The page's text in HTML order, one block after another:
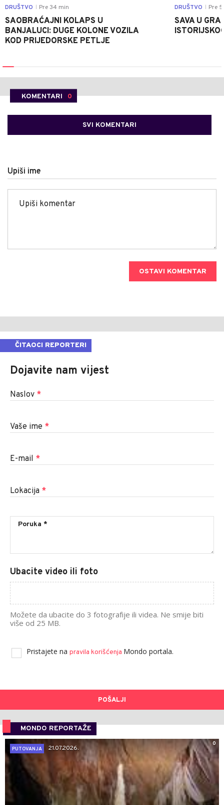
DRUŠTVO Pre 34 min
SAOBRAĆAJNI KOLAPS U
BANJALUCI: DUGE KOLONE VOZILA
KOD PRIJEDORSKE PETLJE
DRUŠTVO Pre
SAVA U
KOMENTARI 0
SVI KOMENTARI
Upiši ime
OSTAVI KOMENTAR
ČITAOCI REPORTERI
Dojavite nam vijest
Naslov *
Vaše ime *
E-mail *
Lokacija *
Ubacite video ili foto
Možete da ubacite do 3 fotografije ili videa. Ne smije biti
više od 25 MB.
Pristajete na pravila korišćenja Mondo portala.
POŠALJI
MONDO REPORTAŽE
0
PUTOVANJA
21.07.2026.